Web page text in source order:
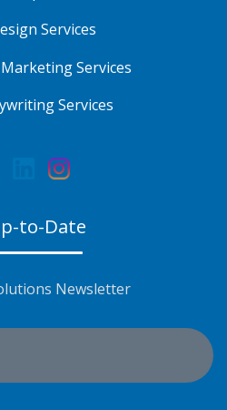
Services
Services
Services
to-Date
Newsletter